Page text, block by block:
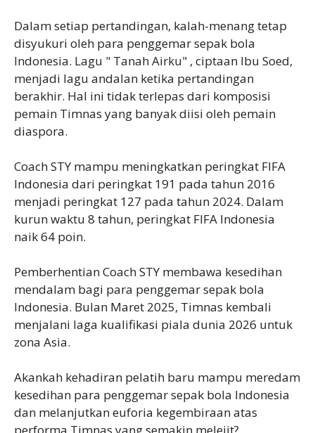
Dalam setiap pertandingan, kalah-menang tetap
disyukuri oleh para penggemar sepak bola
Indonesia. Lagu " Tanah Airku" , ciptaan Ibu Soed,
menjadi lagu andalan ketika pertandingan
berakhir. Hal ini tidak terlepas dari komposisi
pemain Timnas yang banyak diisi oleh pemain
diaspora.
Coach STY mampu meningkatkan peringkat FIFA
Indonesia dari peringkat 191 pada tahun 2016
menjadi peringkat 127 pada tahun 2024. Dalam
kurun waktu 8 tahun, peringkat FIFA Indonesia
naik 64 poin.
Pemberhentian Coach STY membawa kesedihan
mendalam bagi para penggemar sepak bola
Indonesia. Bulan Maret 2025, Timnas kembali
menjalani laga kualifikasi piala dunia 2026 untuk
zona Asia.
Akankah kehadiran pelatih baru mampu meredam
kesedihan para penggemar sepak bola Indonesia
dan melanjutkan euforia kegembiraan atas